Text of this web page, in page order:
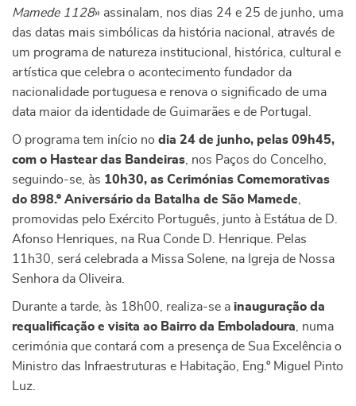
Mamede 1128» assinalam, nos dias 24 e 25 de junho, uma
das datas mais simbólicas da história nacional, através de
um programa de natureza institucional, histórica, cultural e
artística que celebra o acontecimento fundador da
nacionalidade portuguesa e renova o significado de uma
data maior da identidade de Guimarães e de Portugal.
O programa tem início no dia 24 de junho, pelas 09h45,
com o Hastear das Bandeiras , nos Paços do Concelho,
seguindo-se, às 10h30, as Cerimónias Comemorativas
do 898.º Aniversário da Batalha de São Mamede
promovidas pelo Exército Português, junto à Estátua de D.
Afonso Henriques, na Rua Conde D. Henrique. Pelas
11h30, será celebrada a Missa Solene, na Igreja de Nossa
Senhora da Oliveira.
Durante a tarde, às 18h00, realiza-se a inauguração da
requalificação e visita ao Bairro da Emboladoura , numa
cerimónia que contará com a presença de Sua Excelência o
Ministro das Infraestruturas e Habitação, Eng.º Miguel Pinto
Luz.